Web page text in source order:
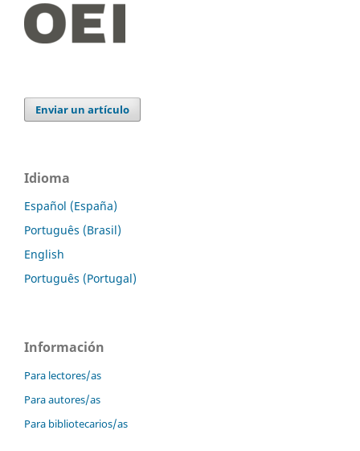
Enviar un artículo
Idioma
Español (España)
Português (Brasil)
English
Português (Portugal)
Información
Para lectores/as
Para autores/as
Para bibliotecarios/as